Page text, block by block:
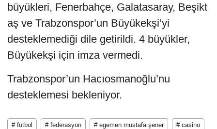
büyükleri, Fenerbahçe, Galatasaray, Beşikt
aş ve Trabzonspor’un Büyükekşi’yi
desteklemediği dile getirildi. 4 büyükler,
Büyükekşi için imza vermedi.
Trabzonspor’un Hacıosmanoğlu’nu
desteklemesi bekleniyor.
# futbol # federasyon # egemen mustafa şener # casino